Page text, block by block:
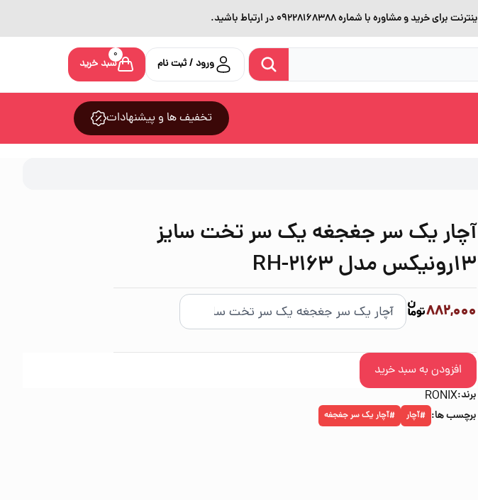
ورود / ثبت نام
0
سبد خرید
تخفیف ها و پیشنهادات
آچار یک سر جغجغه یک سر تخت سایز
13رونیکس مدل RH-2163
882,000
افزودن به سبد خرید
برند:RONIX
برچسب ها: #آچار #آچار یک سر جغجغه